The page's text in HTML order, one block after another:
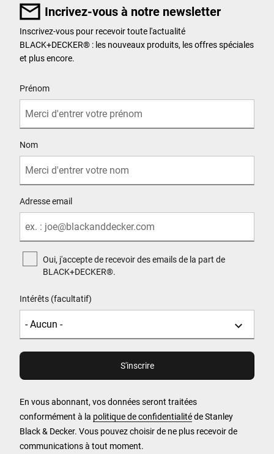
Incrivez-vous à notre newsletter
Inscrivez-vous pour recevoir toute l'actualité
BLACK+DECKER® : les nouveaux produits, les offres spéciales
et plus encore.
Prénom
Nom
Adresse email
Oui, j'accepte de recevoir des emails de la part de
BLACK+DECKER®.
Intérêts (facultatif)
En vous abonnant, vos données seront traitées
conformément à la politique de confidentialitéde Stanley
Black & Decker. Vous pouvez choisir de ne plus recevoir de
communications à tout moment.